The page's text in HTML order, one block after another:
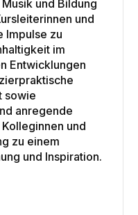
und Bildung
und
Impulse zu
im
Entwicklungen
sowie
anregende
und
zu einem
und Inspiration.